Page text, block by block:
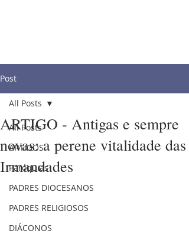
Post
All Posts
ARTIGOS
Paróquias
PADRES DIOCESANOS
PADRES RELIGIOSOS
DIÁCONOS
All Posts
ARTIGO - Antigas e sempre
novas: a perene vitalidade das
Irmandades